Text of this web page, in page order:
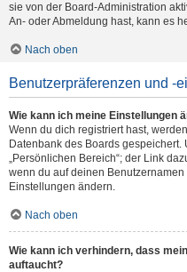
sie von der Board-Administration
An- oder Abmeldung hast, kann es
Nach oben
Benutzerpräferenzen und -
Wie kann ich meine Einstellungen
Wenn du dich registriert hast,
Datenbank des Boards
„Persönlichen Bereich“; der Link
wenn du auf deinen
Einstellungen ändern.
Nach oben
Wie kann ich verhindern, dass
auftaucht?